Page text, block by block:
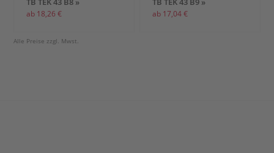
ab 18,26 € ab 17,04 €
Alle Preise zzgl. Mwst.